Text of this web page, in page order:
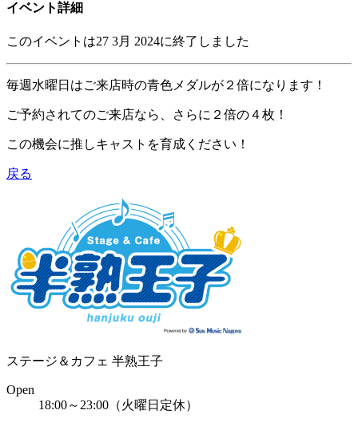
イベント詳細
このイベントは27 3月 2024に終了しました
毎週水曜日はご来店時の青色メダルが２倍になります！
ご予約されてのご来店なら、さらに２倍の４枚！
この機会に推しキャストを育成ください！
戻る
ステージ＆カフェ 半熟王子
Open
18:00～23:00（火曜日定休）